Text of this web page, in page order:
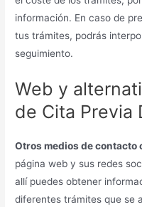
información. En caso de
tus trámites, podrás
seguimiento.
Web y
de Cita Previa
Otros medios de contacto
página web y sus redes
allí puedes obtener
diferentes trámites que se